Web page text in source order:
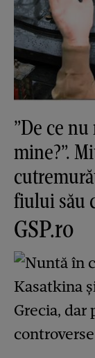
”De ce
mine?”.
fiului său
GSP.ro